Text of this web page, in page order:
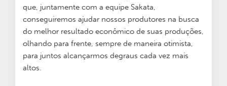
que, juntamente com a equipe Sakata,
conseguiremos ajudar nossos produtores na busca
do melhor resultado econômico de suas produções,
olhando para frente, sempre de maneira otimista,
para juntos alcançarmos degraus cada vez mais
altos.